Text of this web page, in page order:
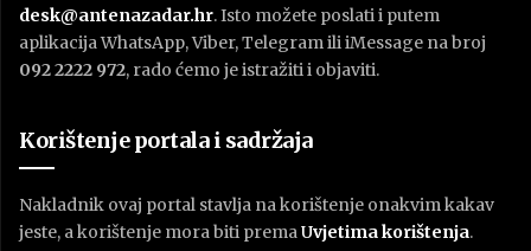
desk@antenazadar.hr. Isto možete poslati i putem
aplikacija WhatsApp, Viber, Telegram ili iMessage na broj
092 2222 972, rado ćemo je istražiti i objaviti.
Korištenje portala i sadržaja
Nakladnik ovaj portal stavlja na korištenje onakvim kakav
jeste, a korištenje mora biti premaUvjetima korištenja.